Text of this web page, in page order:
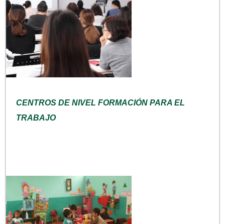
CENTROS DE NIVEL FORMACIÓN PARA EL
TRABAJO